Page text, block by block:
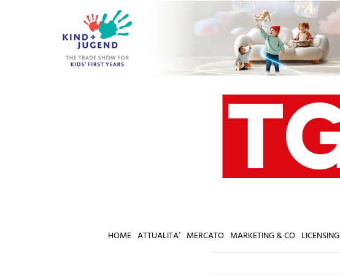
HOME ATTUALITA’ MERCATO MARKETING & CO LICENSING